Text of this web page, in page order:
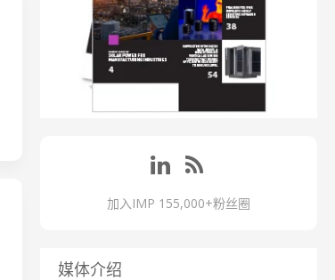
加入IMP 155,000+粉丝圈
媒体介绍